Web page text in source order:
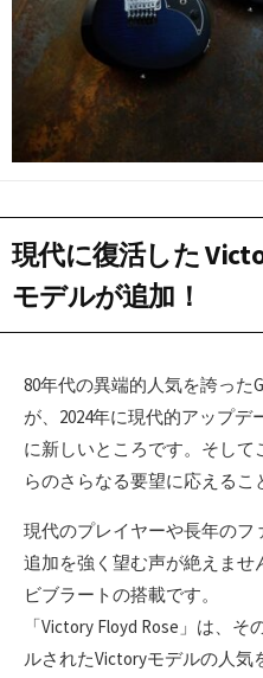
現代に復活した
モデルが追加！
80年代の異端的人気を誇った
が、2024年に現代的アップ
に新しいところです。そし
らのさらなる要望に応えるこ
現代のプレイヤーや長年の
追加を強く望む声が絶えませ
ビブラートの搭載です。
「Victory Floyd Rose」は、
ルされたVictoryモデルの人